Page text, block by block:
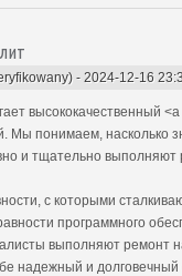
- 2024-12-16
высококачественный
Мы понимаем, насколько
и тщательно выполняют
с которыми
программного
выполняют ремонт
надежный и